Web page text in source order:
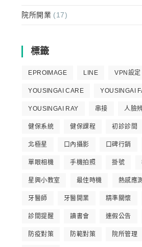
院所開業 (17)
標籤
EPROIMAGE LINE VPN設定
YOUSINGAI CARE YOUSINGAI
YOUSINGAI RAY 串接 人臉
健保系統 健保課程 初診診間
北極星 口內攝影 口碑行銷
單眼相機 手機拍照 掛號
星興小教室 最佳時機 熱感應
牙醫師 牙醫開業 精準關懷
診間提醒 讀書會 連假公告
防疫對策 防範對策 院所管理